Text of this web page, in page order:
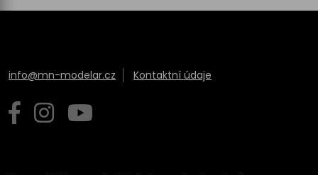
info@mn-modelar.cz Kontaktní údaje